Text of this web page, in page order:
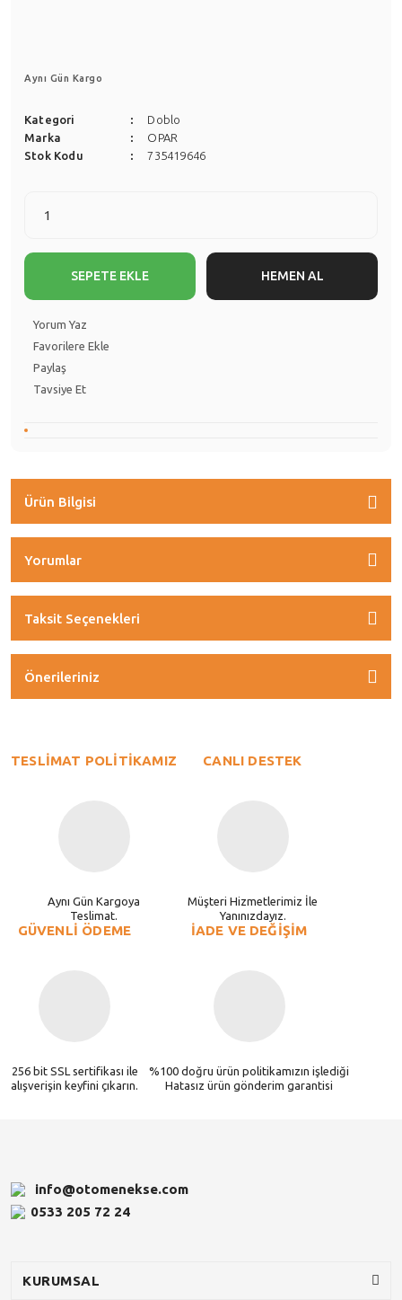
Aynı Gün Kargo
Kategori
Doblo
Marka
OPAR
Stok Kodu
735419646
SEPETE EKLE HEMEN AL
Yorum Yaz
Paylaş
Tavsiye Et
Ürün Bilgisi
Yorumlar
Taksit Seçenekleri
Önerileriniz
TESLİMAT POLİTİKAMIZ
Aynı Gün Kargoya
Teslimat.
CANLI DESTEK
Müşteri Hizmetlerimiz İle
Yanınızdayız.
GÜVENLİ ÖDEME
256 bit SSL sertifikası ile
alışverişin keyfini çıkarın.
İADE VE DEĞİŞİM
%100 doğru ürün politikamızın işlediği
Hatasız ürün gönderim garantisi
info@otomenekse.com
0533 205 72 24
KURUMSAL